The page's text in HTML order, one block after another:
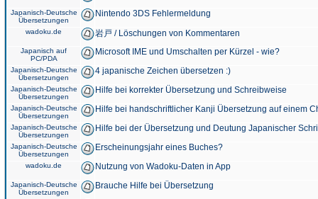
Japanisch-Deutsche
Übersetzungen
Nintendo 3DS Fehlermeldung
wadoku.de 岩戸 / Löschungen von Kommentaren
Japanisch auf
PC/PDA
Microsoft IME und Umschalten per Kürzel - wie?
Japanisch-Deutsche
Übersetzungen
4 japanische Zeichen übersetzen :)
Japanisch-Deutsche
Übersetzungen
Hilfe bei korrekter Übersetzung und Schreibweise
Japanisch-Deutsche
Übersetzungen
Hilfe bei handschriftlicher Kanji Übersetzung auf einem
Japanisch-Deutsche
Übersetzungen
Hilfe bei der Übersetzung und Deutung Japanischer
Japanisch-Deutsche
Übersetzungen
Erscheinungsjahr eines Buches?
wadoku.de Nutzung von Wadoku-Daten in App
Japanisch-Deutsche
Übersetzungen
Brauche Hilfe bei Übersetzung